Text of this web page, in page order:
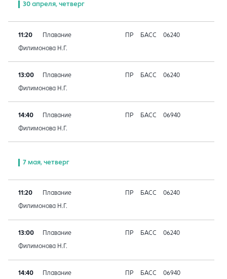
30 апреля, четверг
11:20 Плавание ПР БАСС 06240
Филимонова Н.Г.
13:00 Плавание ПР БАСС 06240
Филимонова Н.Г.
14:40 Плавание ПР БАСС 06940
Филимонова Н.Г.
7 мая, четверг
11:20 Плавание ПР БАСС 06240
Филимонова Н.Г.
13:00 Плавание ПР БАСС 06240
Филимонова Н.Г.
14:40 Плавание ПР БАСС 06940